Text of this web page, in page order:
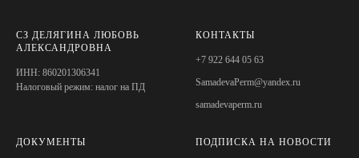
СЗ ДЕЛЯГИНА ЛЮБОВЬ
АЛЕКСАНДРОВНА
ИНН: 860201306341
Налоговый режим: налог на ПД
КОНТАКТЫ
+7 922 644 05 63
SamadevaPerm@yandex.ru
samadevaperm.ru
ДОКУМЕНТЫ ПОДПИСКА НА НОВОСТИ